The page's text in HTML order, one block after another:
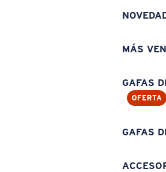
MÁS
GAFAS
OFERTA
GAFAS